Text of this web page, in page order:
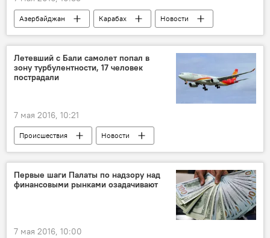
Азербайджан Карабах Новости
Летевший с Бали самолет попал в
зону турбулентности, 17 человек
пострадали
7 мая 2016, 10:21
Происшествия
Новости
Новости мира
ЖИЗНЬ
Первые шаги Палаты по надзору над
финансовыми рынками озадачивают
7 мая 2016, 10:00